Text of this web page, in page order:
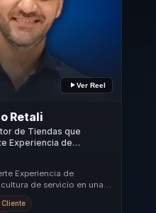
Ver Reel
Retali
de Tiendas que
Experiencia de
ventas y cultura de
Experiencia de
de servicio en una
para comercios,